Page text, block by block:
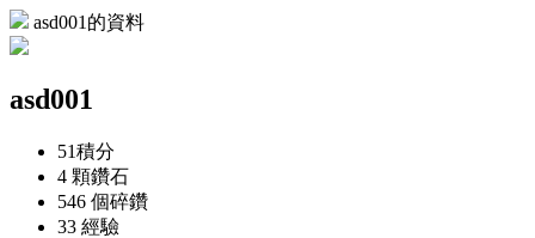
asd001的資料
asd001
51積分
4 顆鑽石
546 個碎鑽
33 經驗